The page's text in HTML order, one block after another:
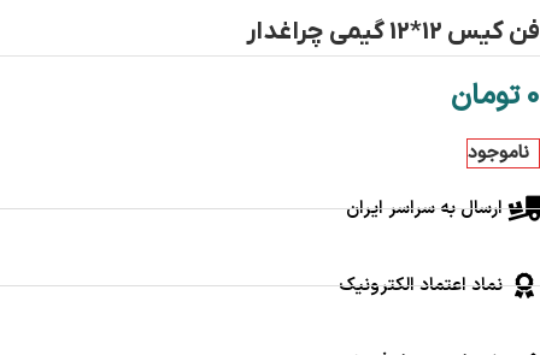
فن کیس 12*12 گیمی چراغدار
0 تومان
ناموجود
ارسال به سراسر ایران
نماد اعتماد الکترونیک